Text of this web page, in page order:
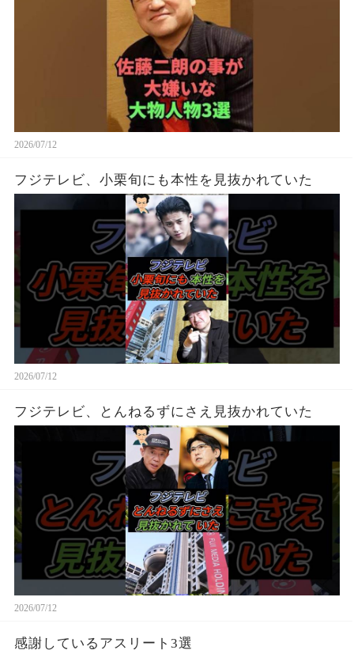
2026/07/12
フジテレビ、小栗旬にも本性を見抜かれていた
2026/07/12
フジテレビ、とんねるずにさえ見抜かれていた
2026/07/12
感謝しているアスリート3選